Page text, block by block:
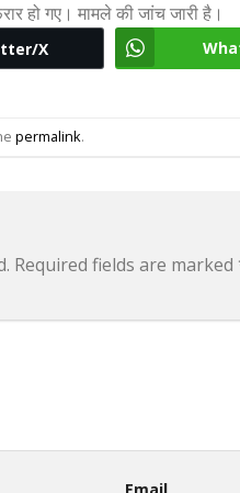
हो गए। मामले की जांच जारी है।
X
permalink.
Required fields are marked